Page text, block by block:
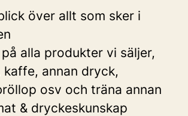
över allt som sker i
alla produkter vi säljer,
kaffe, annan dryck,
osv och träna annan
& dryckeskunskap